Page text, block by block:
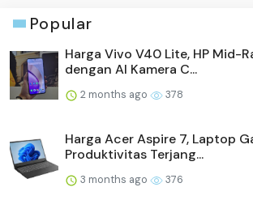
Popular
Harga Vivo V40 Lite, HP Mid-
dengan AI Kamera C...
2 months ago 378
Harga Acer Aspire 7, Laptop
Produktivitas Terjang...
3 months ago 376